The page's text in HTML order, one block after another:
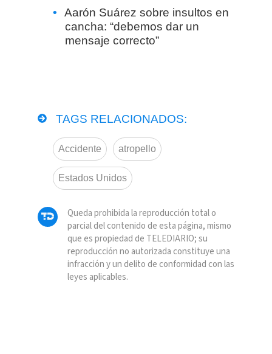
Aarón Suárez sobre insultos en
cancha: “debemos dar un
mensaje correcto”
TAGS RELACIONADOS:
Accidente atropello
Estados Unidos
Queda prohibida la reproducción total o
parcial del contenido de esta página, mismo
que es propiedad de TELEDIARIO; su
reproducción no autorizada constituye una
infracción y un delito de conformidad con las
leyes aplicables.